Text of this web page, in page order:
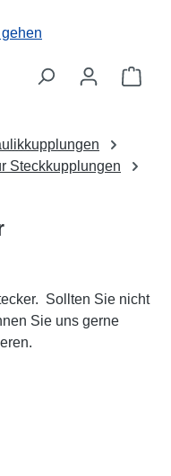
Steckkupplungen
Sollten Sie nicht
Sie uns gerne